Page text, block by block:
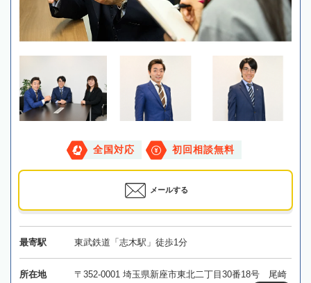
全国対応 初回相談無料
メールする
最寄駅 東武鉄道「志木駅」徒歩1分
所在地
〒352-0001 埼玉県新座市東北二丁目30番18号 尾崎